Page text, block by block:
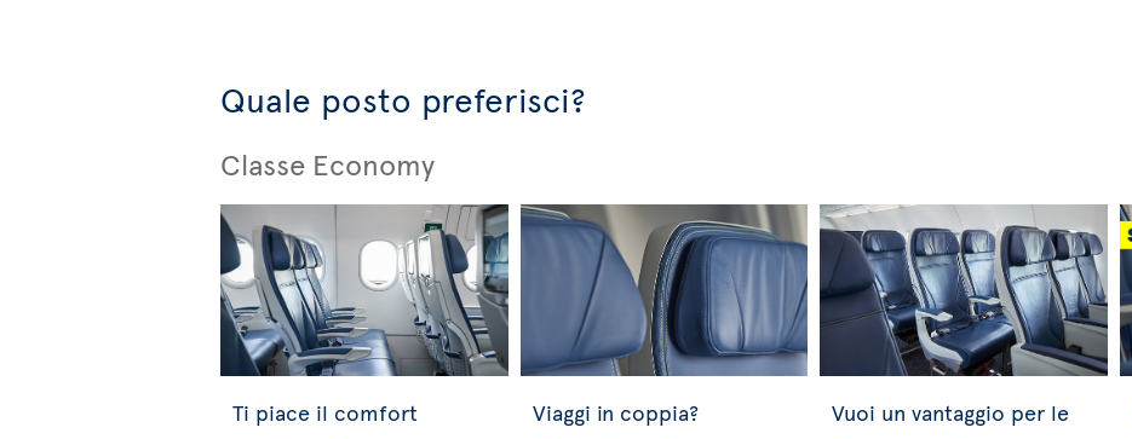
Quale posto preferisci?
Classe Economy
Ti piace il comfort
Viaggi in coppia?
Vuoi un vantaggio per le